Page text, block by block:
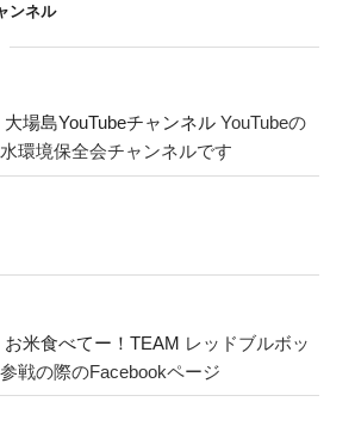
ンネル
大場島YouTubeチャンネル YouTubeの
環境保全会チャンネルです
お米食べてー！TEAM レッドブルボッ
戦の際のFacebookページ